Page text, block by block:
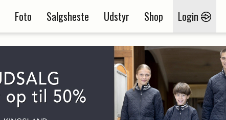
Foto Salgsheste Udstyr Shop Login